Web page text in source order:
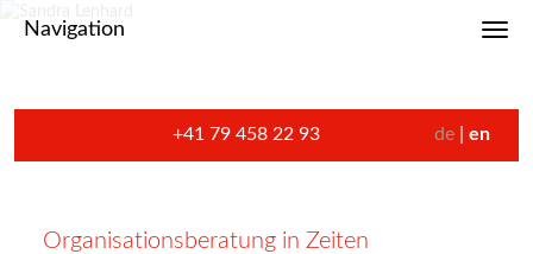
Navigation
+41 79 458 22 93 de en
Organisationsberatung in Zeiten